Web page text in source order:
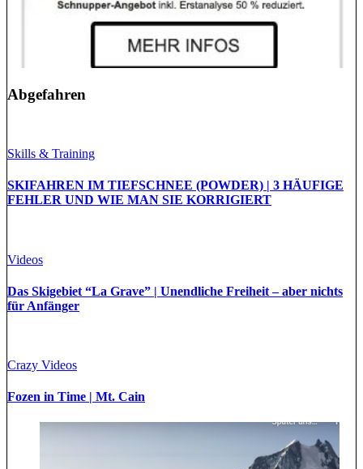
Abgefahren
Skills & Training
SKIFAHREN IM TIEFSCHNEE (POWDER) | 3 HÄUFIGE
FEHLER UND WIE MAN SIE KORRIGIERT
Videos
Das Skigebiet “La Grave” | Unendliche Freiheit – aber nichts
für Anfänger
Crazy Videos
Fozen in Time | Mt. Cain